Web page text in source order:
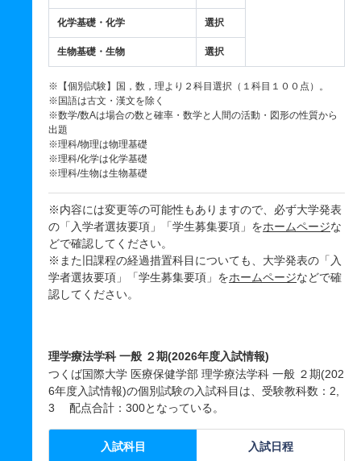
化学基礎・化学 選択
生物基礎・生物 選択
※【個別試験】国，数，理より２科目選択（１科目１００点）。
※国語は古文・漢文を除く
※数学/数Aは場合の数と確率・数学と人間の活動・図形の性質から
出題
※理科/物理は物理基礎
※理科/化学は化学基礎
※理科/生物は生物基礎
※内容には変更等の可能性もありますので、必ず大学発表
の「入学者選抜要項」「学生募集要項」をホームページな
どで確認してください。
※また旧課程の経過措置科目についても、大学発表の「入
学者選抜要項」「学生募集要項」をホームページなどで確
認してください。
理学療法学科 一般 ２期(2026年度入試情報)
つくば国際大学 医療保健学部 理学療法学科 一般 ２期(202
6年度入試情報)の個別試験の入試科目は、受験教科数：2,
3 配点合計：300となっている。
入試科目 入試日程